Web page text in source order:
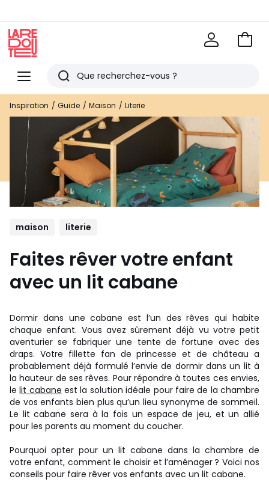
Menu
Redoute
Rechercher
Derniers
articles
vus
Voir
Inspiration Guide Maison Literie
maison literie
Faites rêver votre enfant
avec un lit cabane
Dormir dans une cabane est l’un des rêves qui habite
chaque enfant. Vous avez sûrement déjà vu votre petit
aventurier se fabriquer une tente de fortune avec des
draps. Votre fillette fan de princesse et de château a
probablement déjà formulé l’envie de dormir dans un lit à
la hauteur de ses rêves. Pour répondre à toutes ces envies,
lelit cabane est la solution idéale pour faire de la chambre
de vos enfants bien plus qu’un lieu synonyme de sommeil.
Le lit cabane sera à la fois un espace de jeu, et un allié
pour les parents au moment du coucher.
Pourquoi opter pour un lit cabane dans la chambre de
votre enfant, comment le choisir et l’aménager ? Voici nos
conseils pour faire rêver vos enfants avec un lit cabane.